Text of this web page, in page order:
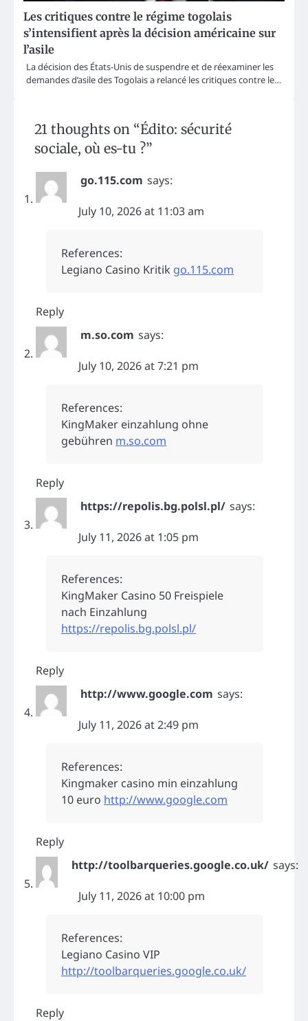
Les critiques contre le régime togolais
s’intensifient après la décision américaine sur
l’asile
La décision des États-Unis de suspendre et de réexaminer les
demandes d’asile des Togolais a relancé les critiques contre le…
21 thoughts on “Édito: sécurité
sociale, où es-tu ?”
go.115.com says:
July 10, 2026 at 11:03 am
References:
Legiano Casino Kritik go.115.com
Reply
m.so.com says:
July 10, 2026 at 7:21 pm
References:
KingMaker einzahlung ohne
gebühren m.so.com
Reply
https://repolis.bg.polsl.pl/ says:
July 11, 2026 at 1:05 pm
References:
KingMaker Casino 50 Freispiele
nach Einzahlung
https://repolis.bg.polsl.pl/
Reply
http://www.google.com says:
July 11, 2026 at 2:49 pm
References:
Kingmaker casino min einzahlung
10 euro http://www.google.com
Reply
http://toolbarqueries.google.co.uk/ says:
July 11, 2026 at 10:00 pm
References:
Legiano Casino VIP
http://toolbarqueries.google.co.uk/
Reply